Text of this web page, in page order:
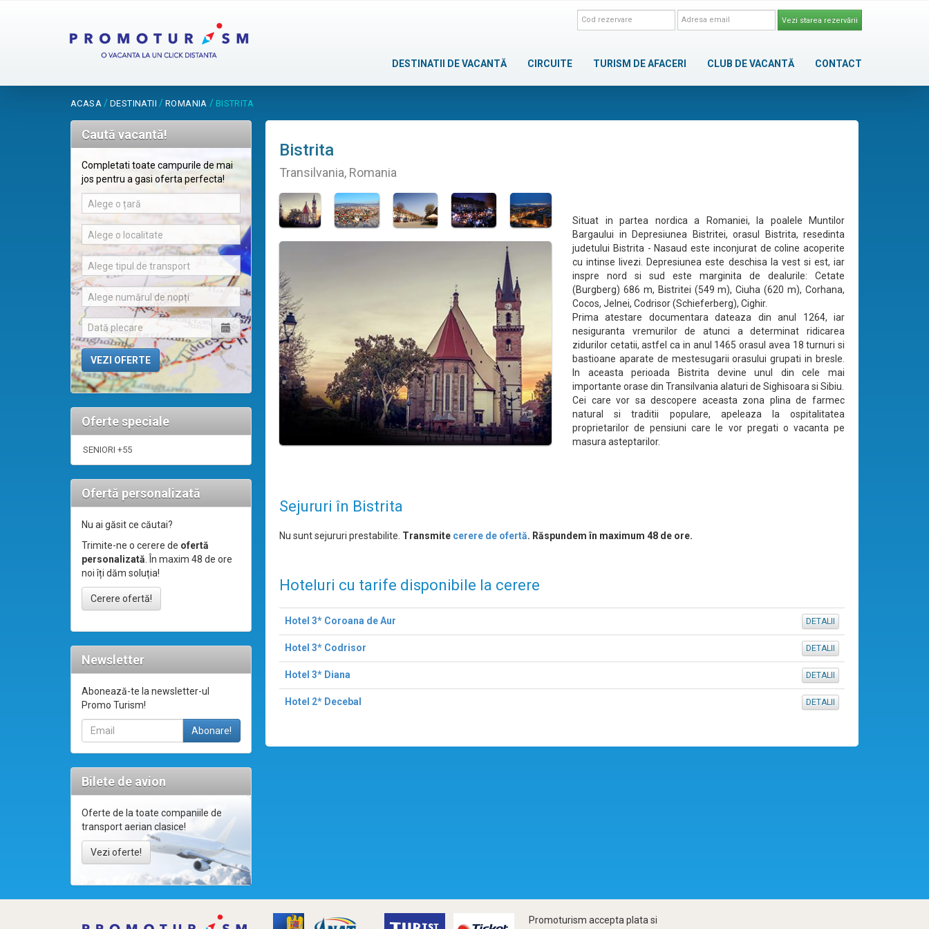
Vezi starea rezervării
DESTINATII DE VACANTĂ CIRCUITE TURISM DE AFACERI CLUB DE VACANTĂ CONTACT
ACASA / DESTINATII / ROMANIA / BISTRITA
Caută vacantă!
Completati toate campurile de mai
jos pentru a gasi oferta perfecta!
Alege o țară
Alege o localitate
Alege tipul de transport
Alege numărul de nopți
Oferte speciale
SENIORI +55
Ofertă personalizată
Nu ai găsit ce căutai?
Trimite-ne o cerere de ofertă
personalizată. În maxim 48 de ore
noi îți dăm soluția!
Cerere ofertă!
Newsletter
Abonează-te la newsletter-ul
Promo Turism!
Bilete de avion
Oferte de la toate companiile de
transport aerian clasice!
Vezi oferte!
Bistrita
Transilvania, Romania
Situat in partea nordica a Romaniei, la poalele Muntilor
Bargaului in Depresiunea Bistritei, orasul Bistrita, resedinta
judetului Bistrita - Nasaud este inconjurat de coline acoperite
cu intinse livezi. Depresiunea este deschisa la vest si est, iar
inspre nord si sud este marginita de dealurile: Cetate
(Burgberg) 686 m, Bistritei (549 m), Ciuha (620 m), Corhana,
Cocos, Jelnei, Codrisor (Schieferberg), Cighir.
Prima atestare documentara dateaza din anul 1264, iar
nesiguranta vremurilor de atunci a determinat ridicarea
zidurilor cetatii, astfel ca in anul 1465 orasul avea 18 turnuri si
bastioane aparate de mestesugarii orasului grupati in bresle.
In aceasta perioada Bistrita devine unul din cele mai
importante orase din Transilvania alaturi de Sighisoara si Sibiu.
Cei care vor sa descopere aceasta zona plina de farmec
natural si traditii populare, apeleaza la ospitalitatea
proprietarilor de pensiuni care le vor pregati o vacanta pe
masura asteptarilor.
Sejururi în Bistrita
Nu sunt sejururi prestabilite. Transmite cerere de ofertă. Răspundem în maximum 48 de ore.
Hoteluri cu tarife disponibile la cerere
Hotel 3* Coroana de Aur DETALII
Hotel 3* Codrisor DETALII
Hotel 3* Diana DETALII
Hotel 2* Decebal DETALII
Promoturism accepta plata si